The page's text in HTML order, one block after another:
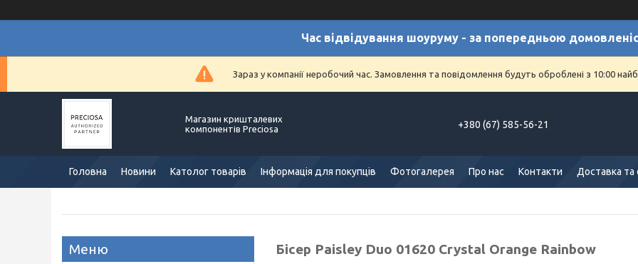
Час відвідування шоуруму - за попередньою
Зараз у компанії неробочий час. Замовлення та повідомлення будуть оброблені з 10:00
Магазин кришталевих
компонентів Preciosa
+380 (67) 585-56-21
Головна Новини Католог товарів Інформація для покупців Фотогалерея Про нас Контакти Доставка та
Бісер Paisley Duo 01620 Crystal Orange Rainbow